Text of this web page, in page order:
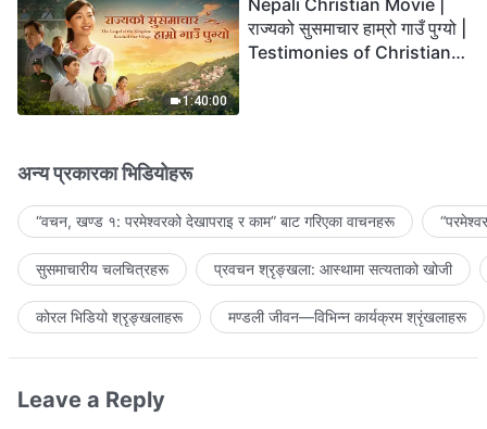
1:40:00
Nepali Christian Movie |
राज्यको सुसमाचार हाम्रो गाउँ पुग्यो |
Testimonies of Christians
अन्य प्रकारका भिडियोहरू
“वचन, खण्ड १: परमेश्‍वरको देखापराइ र काम” बाट गरिएका वाचनहरू
सुसमाचारीय चलचित्रहरू प्रवचन श्रृङ्खला: आस्थामा सत्यताको खोजी
कोरल भिडियो श्रृङ्खलाहरू मण्डली जीवन—विभिन्‍न कार्यक्रम श्रृंखलाहरू
Leave a Reply